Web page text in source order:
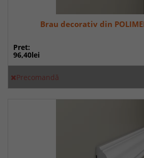
Brau decorativ din
Pret:
96,40lei
Precomandă